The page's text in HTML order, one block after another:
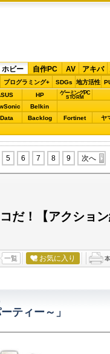
ホビー 自作PC AV アキバ
プログラミング+ SDGs 地方活性
HP ゲーミングPC
STORM
Belkin
Backlog Fortinet ヤ
5 6 7 8 9 次へ
だ！【アクション
一覧 お気に入り
ティー～」